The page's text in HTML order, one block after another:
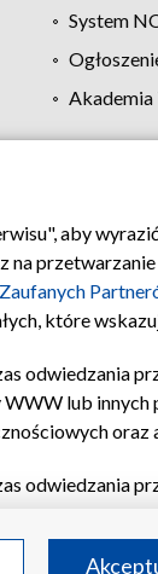
System
Akademia
Regulamin TVP
aby
Zaufanych
które
odwiedzania
lub innych
oraz
odwiedzania
celów i